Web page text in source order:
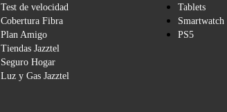
Test de velocidad
Cobertura Fibra
Plan Amigo
Tiendas Jazztel
Seguro Hogar
Luz y Gas Jazztel
Tablets
Smartwatch
PS5